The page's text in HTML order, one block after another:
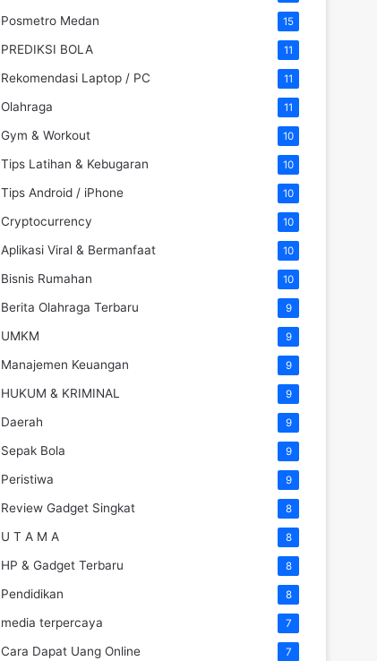
Posmetro Medan 15
PREDIKSI BOLA 11
Rekomendasi Laptop / PC 11
Olahraga 11
Gym & Workout 10
Tips Latihan & Kebugaran 10
Tips Android / iPhone 10
Cryptocurrency 10
Aplikasi Viral & Bermanfaat 10
Bisnis Rumahan 10
Berita Olahraga Terbaru 9
UMKM 9
Manajemen Keuangan 9
HUKUM & KRIMINAL 9
Daerah 9
Sepak Bola 9
Peristiwa 9
Review Gadget Singkat 8
U T A M A 8
HP & Gadget Terbaru 8
Pendidikan 8
media terpercaya 7
Cara Dapat Uang Online 7